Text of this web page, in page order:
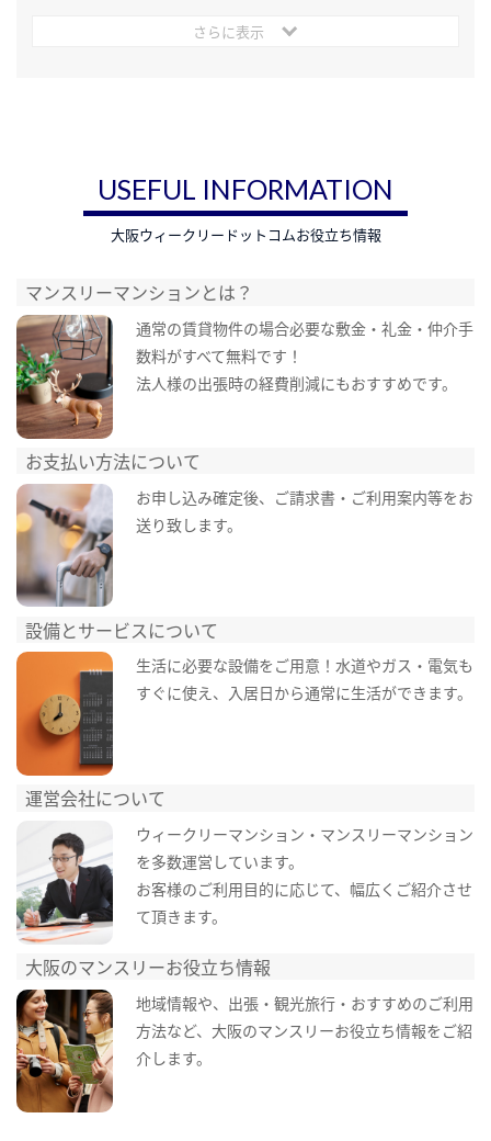
さらに表示
USEFUL INFORMATION
大阪ウィークリードットコムお役立ち情報
マンスリーマンションとは？
通常の賃貸物件の場合必要な敷金・礼金・仲介手
数料がすべて無料です！
法人様の出張時の経費削減にもおすすめです。
お支払い方法について
お申し込み確定後、ご請求書・ご利用案内等をお
送り致します。
設備とサービスについて
生活に必要な設備をご用意！水道やガス・電気も
すぐに使え、入居日から通常に生活ができます。
運営会社について
ウィークリーマンション・マンスリーマンション
を多数運営しています。
お客様のご利用目的に応じて、幅広くご紹介させ
て頂きます。
大阪のマンスリーお役立ち情報
地域情報や、出張・観光旅行・おすすめのご利用
方法など、大阪のマンスリーお役立ち情報をご紹
介します。